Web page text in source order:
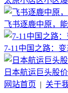
飞书逐鹿中原，
7-11中国之路：
日本航运巨头股
网站首页 | 关于